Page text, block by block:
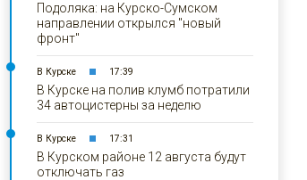
Подоляка: на Курско-Сумском
направлении открылся "новый
фронт"
В Курске 17:39
В Курске на полив клумб потратили
34 автоцистерны за неделю
В Курске 17:31
В Курском районе 12 августа будут
отключать газ